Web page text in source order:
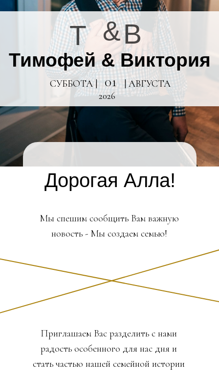
&
Тимофей & Виктория
СУББОТА | | АВГУСТА
01
2026
Дорогая Алла!
Мы спешим сообщить Вам важную
новость - Мы создаем семью!
Приглашаем Вас разделить с нами
радость особенного для нас дня и
стать частью нашей семейной истории
Т В